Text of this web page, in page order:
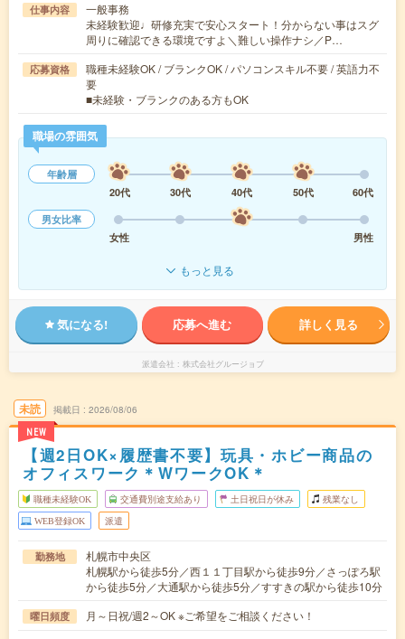
仕事内容
一般事務
未経験歓迎♩研修充実で安心スタート！分からない事はスグ
周りに確認できる環境ですよ＼難しい操作ナシ／P…
応募資格
職種未経験OK / ブランクOK / パソコンスキル不要 / 英語力不
要
■未経験・ブランクのある方もOK
職場の雰囲気
年齢層
20代
30代 40代 50代
60代
男女比率
女性
男性
もっと見る
気になる! 応募へ進む 詳しく見る
派遣会社 株式会社グルージョブ
未読
NEW
掲載日 2026/08/06
【週2日OK×履歴書不要】玩具・ホビー商品の
オフィスワーク＊WワークOK＊
職種未経験OK 交通費別途支給あり 土日祝日が休み 残業なし
WEB登録OK 派遣
勤務地
札幌市中央区
札幌駅から徒歩5分／西１１丁目駅から徒歩9分／さっぽろ駅
から徒歩5分／大通駅から徒歩5分／すすきの駅から徒歩10分
曜日頻度
月～日祝/週2～OK ※ご希望をご相談ください！